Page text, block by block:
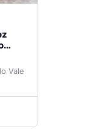
Vale